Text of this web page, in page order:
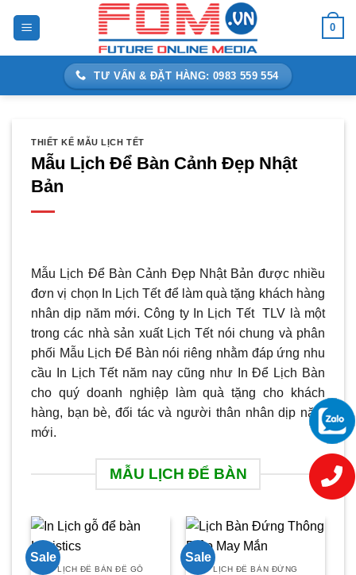
0
TƯ VẤN & ĐẶT HÀNG: 0983 559 554
THIẾT KẾ MẪU LỊCH TẾT
Mẫu Lịch Để Bàn Cảnh Đẹp Nhật
Bản
Mẫu Lịch Để Bàn Cảnh Đẹp Nhật Bản được nhiều
đơn vị chọn In Lịch Tết để làm quà tặng khách hàng
nhân dịp năm mới. Công ty In Lịch Tết TLV là một
trong các nhà sản xuất Lịch Tết nói chung và phân
phối Mẫu Lịch Để Bàn nói riêng nhằm đáp ứng nhu
cầu In Lịch Tết năm nay cũng như In Để Lịch Bàn
cho quý doanh nghiệp làm quà tặng cho khách
hàng, bạn bè, đối tác và người thân nhân dịp năm
mới.
MẪU LỊCH ĐỂ BÀN
Sale
LỊCH ĐỂ BÀN ĐẾ GỖ
Sale
LỊCH ĐỂ BÀN ĐỨNG